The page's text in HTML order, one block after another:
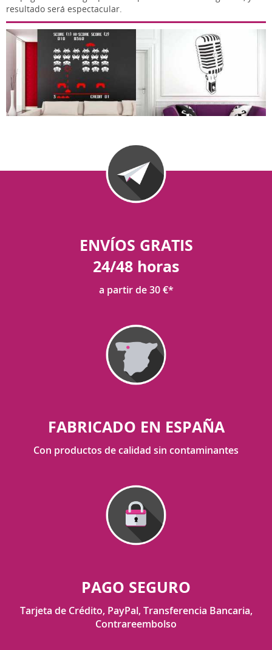
resultado será espectacular.
ENVÍOS GRATIS
24/48 horas
a partir de 30 €*
FABRICADO EN ESPAÑA
Con productos de calidad sin contaminantes
PAGO SEGURO
Tarjeta de Crédito, PayPal, Transferencia Bancaria,
Contrareembolso